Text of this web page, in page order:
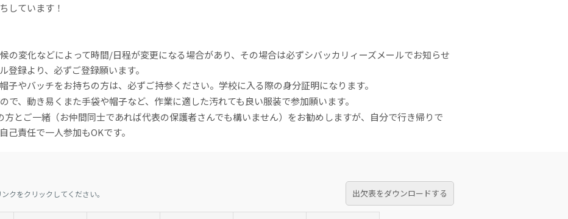
しています！
の変化などによって時間/日程が変更になる場合があり、その場合は必ずシバッカリィーズメールでお知らせ
登録より、必ずご登録願います。
子やバッチをお持ちの方は、必ずご持参ください。学校に入る際の身分証明になります。
で、動き易くまた手袋や帽子など、作業に適した汚れても良い服装で参加願います。
方とご一緒（お仲間同士であれば代表の保護者さんでも構いません）をお勧めしますが、自分で行き帰りで
己責任で一人参加もOKです。
クをクリックしてください。 出欠表をダウンロードする